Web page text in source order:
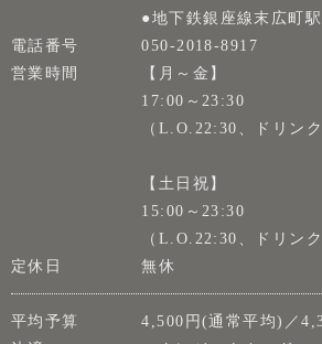
●地下鉄銀座線末広町
電話番号
050-2018-8917
営業時間
【月～金】
17:00～23:30
（L.O.22:30、ドリン
【土日祝】
15:00～23:30
（L.O.22:30、ドリン
定休日
無休
平均予算
4,500円(通常平均)／